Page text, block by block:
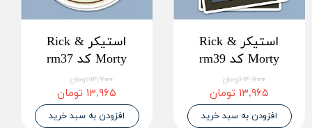
استیکر Rick &
Morty کد rm39
۱۴,۷۰۰ تومان
۱۳,۹۶۵ تومان
افزودن به سبد خرید
استیکر Rick &
Morty کد rm37
۱۴,۷۰۰ تومان
۱۳,۹۶۵ تومان
افزودن به سبد خرید